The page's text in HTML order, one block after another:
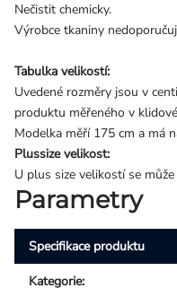
Nečistit chemicky.
Výrobce tkaniny
Tabulka velikostí:
Uvedené rozměry jsou v
produktu měřeného v
Modelka měří 175 cm a má
Plussize velikost:
U plus size velikostí se
Parametry
Specifikace produktu
Kategorie: